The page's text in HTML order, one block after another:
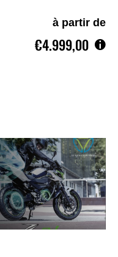
à partir de
€4.999,00